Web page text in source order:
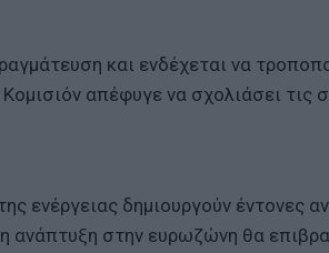
και ενδέχεται να
απέφυγε να σχολιάσει τις
ενέργειας δημιουργούν έντονες
ανάπτυξη στην ευρωζώνη θα